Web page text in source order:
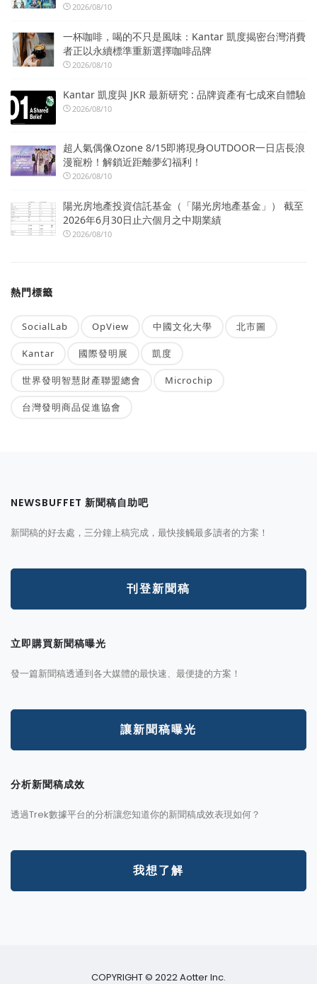
2026/08/10
一杯咖啡，喝的不只是風味：Kantar 凱度揭密台灣消費
者正以永續標準重新選擇咖啡品牌
2026/08/10
Kantar 凱度與 JKR 最新研究 : 品牌資產有七成來自體驗
2026/08/10
超人氣偶像Ozone 8/15即將現身OUTDOOR一日店長浪
漫寵粉！解鎖近距離夢幻福利！
2026/08/10
陽光房地產投資信託基金（「陽光房地產基金」） 截至
2026年6月30日止六個月之中期業績
2026/08/10
熱門標籤
SocialLab OpView 中國文化大學 北市圖
Kantar 國際發明展 凱度
世界發明智慧財產聯盟總會 Microchip
台灣發明商品促進協會
NEWSBUFFET 新聞稿自助吧
新聞稿的好去處，三分鐘上稿完成，最快接觸最多讀者的方案！
刊登新聞稿
立即購買新聞稿曝光
發一篇新聞稿透通到各大媒體的最快速、最便捷的方案！
讓新聞稿曝光
分析新聞稿成效
透過Trek數據平台的分析讓您知道你的新聞稿成效表現如何？
我想了解
COPYRIGHT © 2022 Aotter Inc.